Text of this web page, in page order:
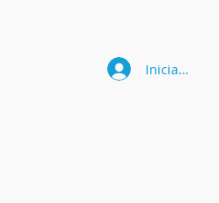
Iniciar sesión